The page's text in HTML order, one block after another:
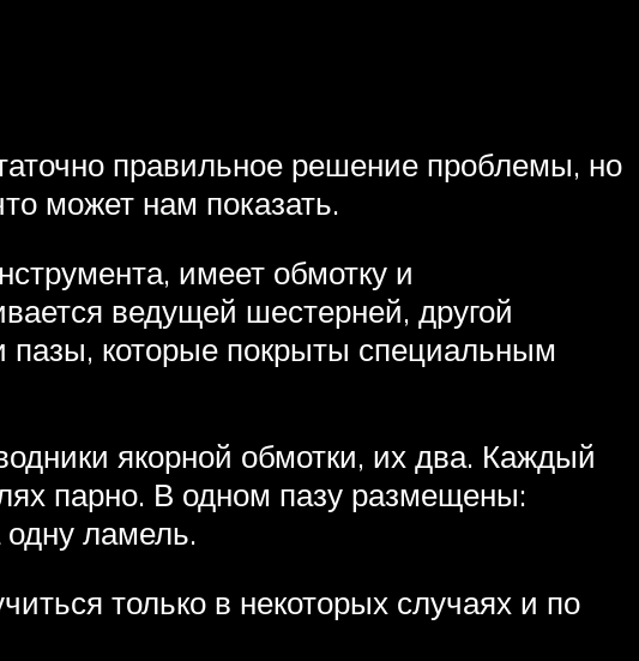
правильное решение проблемы, но
может нам показать.
имеет обмотку и
ведущей шестерней, другой
пазы, которые покрыты специальным
якорной обмотки, их два. Каждый
парно. В одном пазу размещены:
ламель.
только в некоторых случаях и по